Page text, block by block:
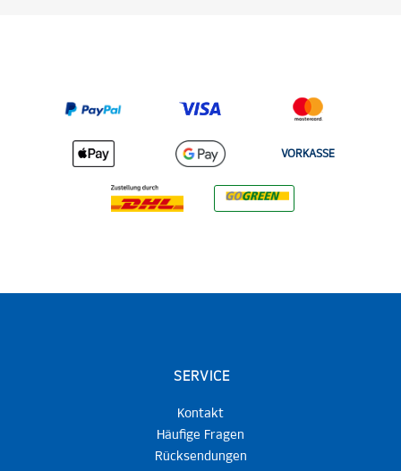
VORKASSE
SERVICE
Kontakt
Häufige Fragen
Rücksendungen